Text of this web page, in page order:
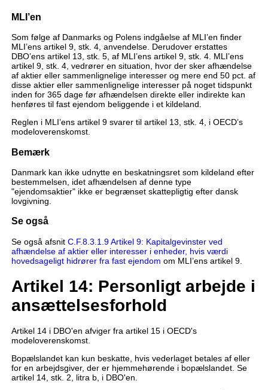
MLI’en
Som følge af Danmarks og Polens indgåelse af MLI’en finder
MLI’ens artikel 9, stk. 4, anvendelse. Derudover erstattes
DBO’ens artikel 13, stk. 5, af MLI’ens artikel 9, stk. 4. MLI’ens
artikel 9, stk. 4, vedrører en situation, hvor der sker afhændelse
af aktier eller sammenlignelige interesser og mere end 50 pct. af
disse aktier eller sammenlignelige interesser på noget tidspunkt
inden for 365 dage før afhændelsen direkte eller indirekte kan
henføres til fast ejendom beliggende i et kildeland.
Reglen i MLI’ens artikel 9 svarer til artikel 13, stk. 4, i OECD’s
modeloverenskomst.
Bemærk
Danmark kan ikke udnytte en beskatningsret som kildeland efter
bestemmelsen, idet afhændelsen af denne type
"ejendomsaktier" ikke er begrænset skattepligtig efter dansk
lovgivning.
Se også
Se også afsnit C.F.8.3.1.9 Artikel 9: Kapitalgevinster ved
afhændelse af aktier eller interesser i enheder, hvis værdi
hovedsageligt hidrører fra fast ejendom om MLI’ens artikel 9.
Artikel 14: Personligt arbejde i
ansættelsesforhold
Artikel 14 i DBO'en afviger fra artikel 15 i OECD's
modeloverenskomst.
Bopælslandet kan kun beskatte, hvis vederlaget betales af eller
for en arbejdsgiver, der er hjemmehørende i bopælslandet. Se
artikel 14, stk. 2, litra b, i DBO'en.